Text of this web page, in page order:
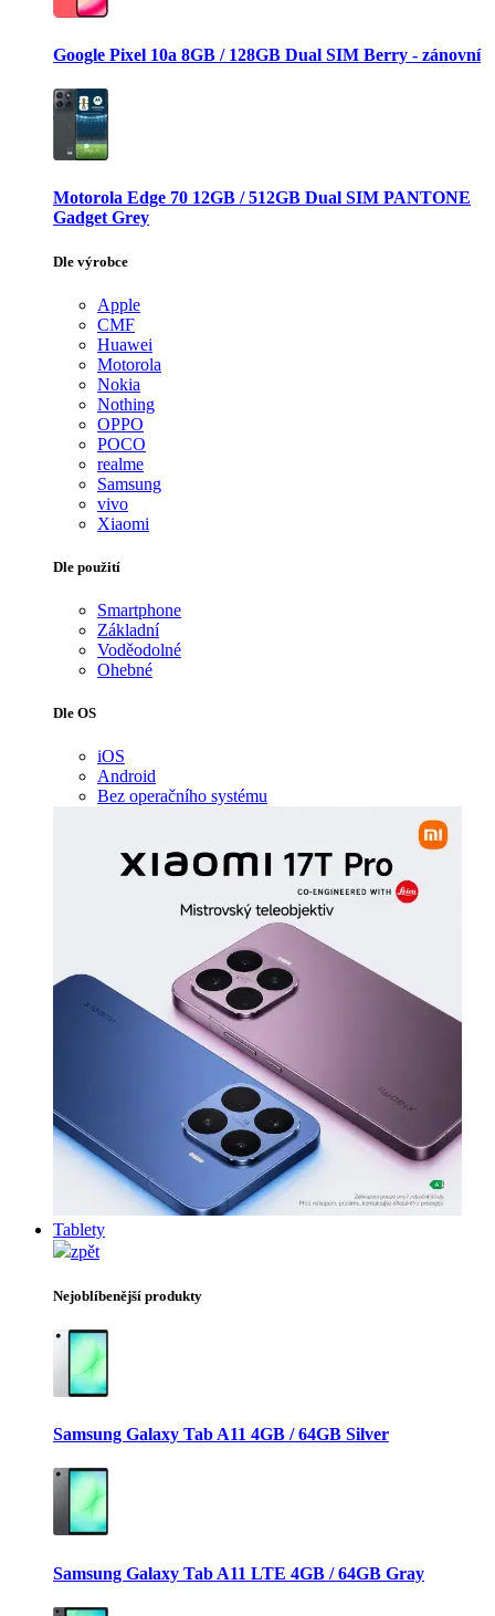
Google Pixel 10a 8GB / 128GB Dual SIM Berry - zánovní
Motorola Edge 70 12GB / 512GB Dual SIM PANTONE
Gadget Grey
Dle výrobce
Apple
CMF
Huawei
Motorola
Nokia
Nothing
OPPO
POCO
realme
Samsung
vivo
Xiaomi
Dle použití
Smartphone
Základní
Voděodolné
Ohebné
Dle OS
iOS
Android
Bez operačního systému
Tablety
zpět
Nejoblíbenější produkty
Samsung Galaxy Tab A11 4GB / 64GB Silver
Samsung Galaxy Tab A11 LTE 4GB / 64GB Gray